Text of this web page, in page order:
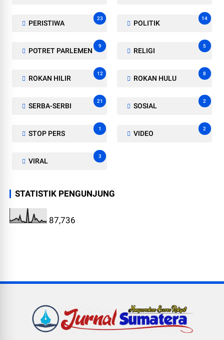
PERISTIWA
23
POLITIK
14
POTRET PARLEMEN
9
RELIGI
5
ROKAN HILIR
12
ROKAN HULU
8
SERBA-SERBI
21
SOSIAL
2
STOP PERS
1
VIDEO
2
VIRAL
3
STATISTIK PENGUNJUNG
87,736